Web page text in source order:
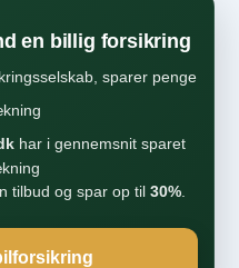
en billig forsikring
sparer penge
har i gennemsnit sparet
tilbud og spar op til 30%.